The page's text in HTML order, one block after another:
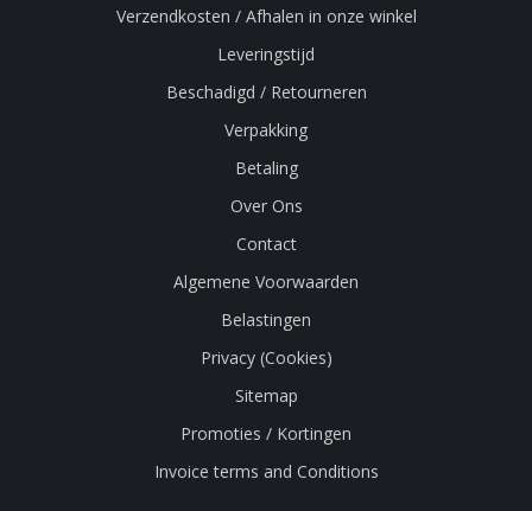
Verzendkosten / Afhalen in onze winkel
Leveringstijd
Beschadigd / Retourneren
Verpakking
Betaling
Over Ons
Contact
Algemene Voorwaarden
Belastingen
Privacy (Cookies)
Sitemap
Promoties / Kortingen
Invoice terms and Conditions